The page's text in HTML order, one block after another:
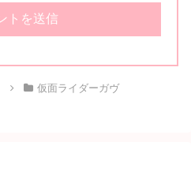
仮面ライダーガヴ